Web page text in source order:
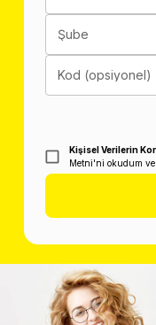
Şube
Kod (opsiyonel)
Kişisel Verilerin
Metni'ni okudum ve